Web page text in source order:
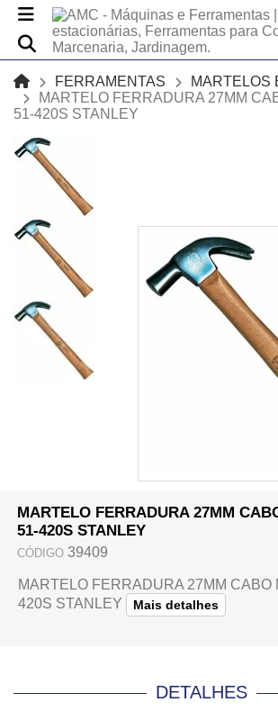
FERRAMENTAS
MARTELOS
MARTELO FERRADURA 27MM
51-420S STANLEY
MARTELO FERRADURA 27MM
51-420S STANLEY
CÓDIGO 39409
MARTELO FERRADURA 27MM CABO
420S STANLEY
Mais detalhes
DETALHES